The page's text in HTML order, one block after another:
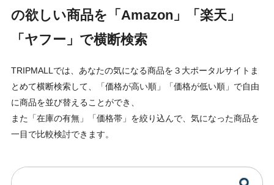
の欲しい商品を「Amazon」「楽天」
「ヤフー」で横断検索
TRIPMALLでは、あなたの気になる商品を３大ポータルサイトま
とめて横断検索して、「価格が高い順」「価格が低い順」で自由
に商品を並び替えることができ、
また「在庫の有無」「価格帯」を絞り込んで、気になった商品を
一目で比較検討できます。